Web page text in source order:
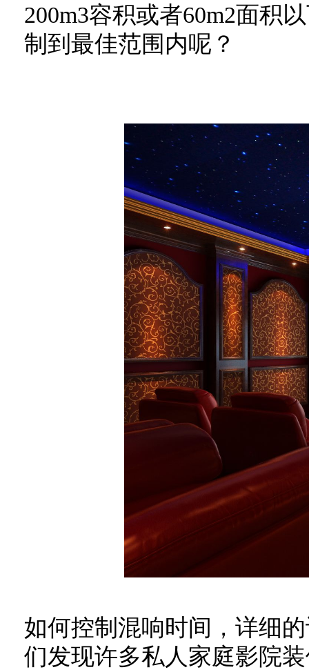
200m3容积或者60m2面积
制到最佳范围内呢？
如何控制混响时间，详细
们发现许多私人家庭影院